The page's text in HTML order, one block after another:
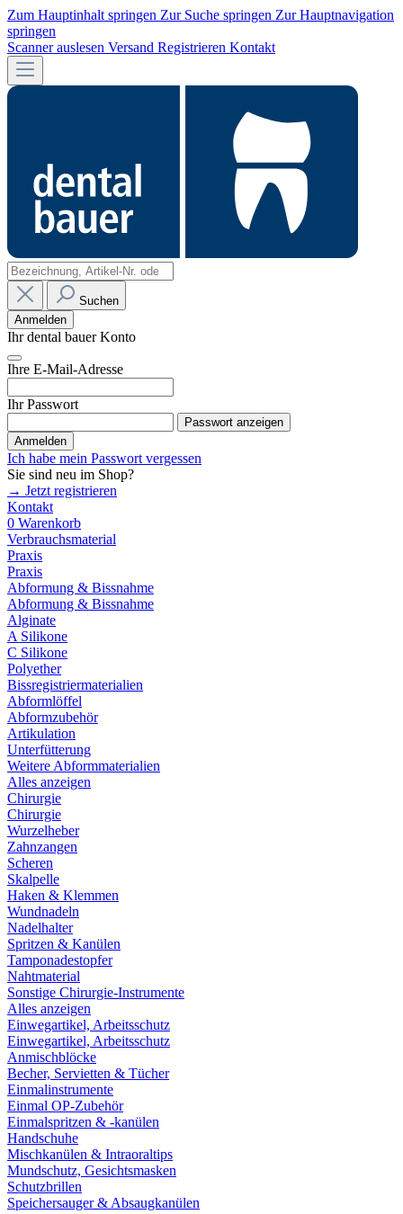
Zum Hauptinhalt springen Zur Suche springen Zur Hauptnavigation
springen
Scanner auslesen Versand Registrieren Kontakt
Suchen
Anmelden
Ihr dental bauer Konto
Ihre E-Mail-Adresse
Ihr Passwort
Passwort anzeigen
Anmelden
Ich habe mein Passwort vergessen
Sie sind neu im Shop?
→ Jetzt registrieren
Kontakt
0 Warenkorb
Verbrauchsmaterial
Praxis
Praxis
Abformung & Bissnahme
Abformung & Bissnahme
Alginate
A Silikone
C Silikone
Polyether
Bissregistriermaterialien
Abformlöffel
Abformzubehör
Artikulation
Unterfütterung
Weitere Abformmaterialien
Alles anzeigen
Chirurgie
Chirurgie
Wurzelheber
Zahnzangen
Scheren
Skalpelle
Haken & Klemmen
Wundnadeln
Nadelhalter
Spritzen & Kanülen
Tamponadestopfer
Nahtmaterial
Sonstige Chirurgie-Instrumente
Alles anzeigen
Einwegartikel, Arbeitsschutz
Einwegartikel, Arbeitsschutz
Anmischblöcke
Becher, Servietten & Tücher
Einmalinstrumente
Einmal OP-Zubehör
Einmalspritzen & -kanülen
Handschuhe
Mischkanülen & Intraoraltips
Mundschutz, Gesichtsmasken
Schutzbrillen
Speichersauger & Absaugkanülen